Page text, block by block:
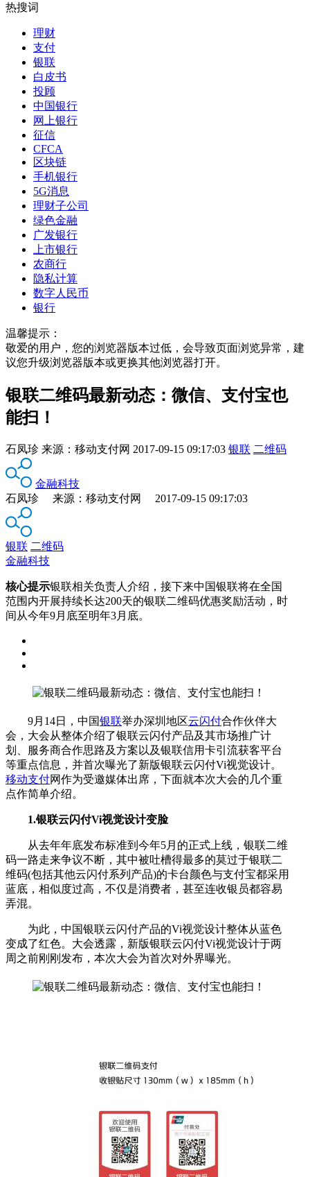
热搜词
理财
支付
银联
白皮书
投顾
中国银行
网上银行
征信
CFCA
区块链
手机银行
5G消息
理财子公司
绿色金融
广发银行
上市银行
农商行
隐私计算
数字人民币
银行
温馨提示：
敬爱的用户，您的浏览器版本过低，会导致页面浏览异常，建
议您升级浏览器版本或更换其他浏览器打开。
银联二维码最新动态：微信、支付宝也
能扫！
石凤珍 来源： 移动支付网 2017-09-15 09:17:03 银联 二维码
金融科技
石凤珍 来源：移动支付网 2017-09-15 09:17:03
银联 二维码
金融科技
核心提示银联相关负责人介绍，接下来中国银联将在全国
范围内开展持续长达200天的银联二维码优惠奖励活动，时
间从今年9月底至明年3月底。
9月14日，中国银联举办深圳地区云闪付合作伙伴大
会，大会从整体介绍了银联云闪付产品及其市场推广计
划、服务商合作思路及方案以及银联信用卡引流获客平台
等重点信息，并首次曝光了新版银联云闪付Vi视觉设计。
移动支付网作为受邀媒体出席，下面就本次大会的几个重
点作简单介绍。
1.银联云闪付Vi视觉设计变脸
从去年年底发布标准到今年5月的正式上线，银联二维
码一路走来争议不断，其中被吐槽得最多的莫过于银联二
维码(包括其他云闪付系列产品)的卡台颜色与支付宝都采用
蓝底，相似度过高，不仅是消费者，甚至连收银员都容易
弄混。
为此，中国银联云闪付产品的Vi视觉设计整体从蓝色
变成了红色。大会透露，新版银联云闪付Vi视觉设计于两
周之前刚刚发布，本次大会为首次对外界曝光。